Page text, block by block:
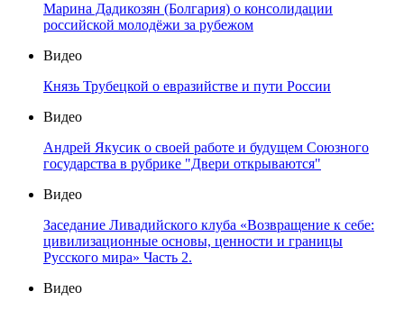
Марина Дадикозян (Болгария) о консолидации
российской молодёжи за рубежом
Видео
Князь Трубецкой о евразийстве и пути России
Видео
Андрей Якусик о своей работе и будущем Союзного
государства в рубрике "Двери открываются"
Видео
Заседание Ливадийского клуба «Возвращение к себе:
цивилизационные основы, ценности и границы
Русского мира» Часть 2.
Видео